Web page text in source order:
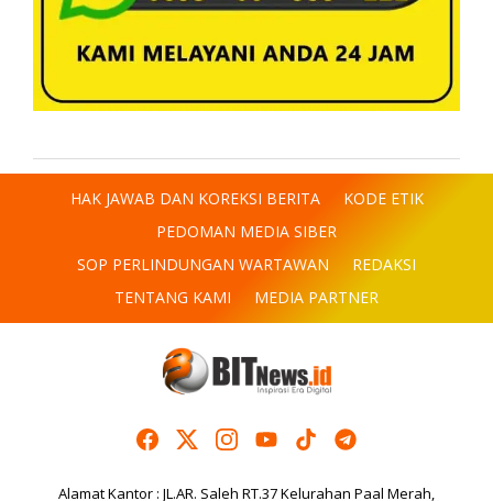
HAK JAWAB DAN KOREKSI BERITA
KODE ETIK
PEDOMAN MEDIA SIBER
SOP PERLINDUNGAN WARTAWAN
REDAKSI
TENTANG KAMI
MEDIA PARTNER
Alamat Kantor : JL.AR. Saleh RT.37 Kelurahan Paal Merah,